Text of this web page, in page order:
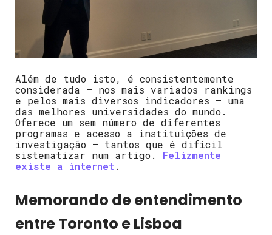
Além de tudo isto, é consistentemente
considerada – nos mais variados rankings
e pelos mais diversos indicadores – uma
das melhores universidades do mundo.
Oferece um sem número de diferentes
programas e acesso a instituições de
investigação – tantos que é difícil
sistematizar num artigo. Felizmente
existe a internet.
Memorando de entendimento
entre Toronto e Lisboa